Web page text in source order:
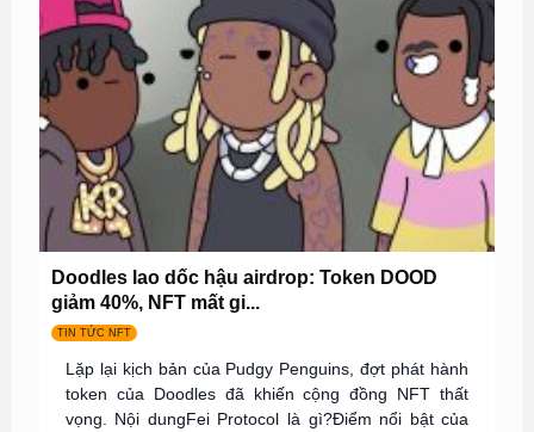
Doodles lao dốc hậu airdrop: Token DOOD
giảm 40%, NFT mất gi...
TIN TỨC NFT
Lặp lại kịch bản của Pudgy Penguins, đợt phát hành
token của Doodles đã khiến cộng đồng NFT thất
vọng. Nội dungFei Protocol là gì?Điểm nổi bật của